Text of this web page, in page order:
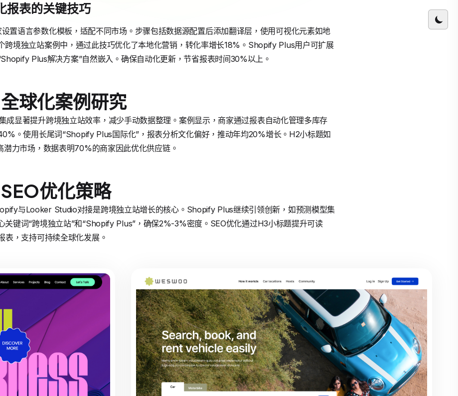
报表的关键技巧
置语言参数化模板，适配不同市场。步骤包括数据源配置后添加翻译层，使用可视化元素如地
跨境独立站案例中，通过此技巧优化了本地化营销，转化率增长18%。Shopify Plus用户可扩展
Plus解决方案”自然嵌入。确保自动化更新，节省报表时间30%以上。
球化案例研究
显著提升跨境独立站效率，减少手动数据整理。案例显示，商家通过报表自动化管理多库存
。使用长尾词“Shopify Plus国际化”，报表分析文化偏好，推动年均20%增长。H2小标题如
潜力市场，数据表明70%的商家因此优化供应链。
优化策略
与Looker Studio对接是跨境独立站增长的核心。Shopify Plus继续引领创新，如预测模型集
关键词“跨境独立站”和“Shopify Plus”，确保2%-3%密度。SEO优化通过H3小标题提升可读
表，支持可持续全球化发展。